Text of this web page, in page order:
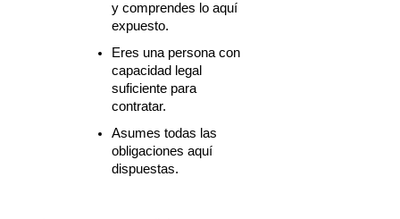
y comprendes lo aquí
expuesto.
Eres una persona con
capacidad legal
suficiente para
contratar.
Asumes todas las
obligaciones aquí
dispuestas.